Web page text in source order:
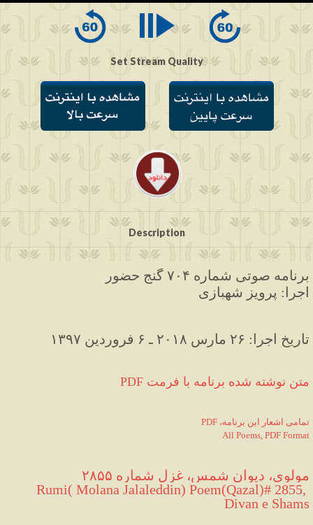
of
Set Stream Quality
Description
برنامه صوتی شماره ۷۰۴ گنج حضور
اجرا: پرویز شهبازی
۱۳۹۷ تاریخ اجرا: ۲۶ مارس ۲۰۱۸ ـ ۶ فروردین
PDF متن نوشته شده برنامه با فرمت
PDF ،تمامی اشعار این برنامه
All Poems, PDF Format
مولوی، دیوان شمس، غزل شماره ۲۸۵۵
Rumi( Molana Jalaleddin) Poem(Qazal)# 2855,
Divan e Shams